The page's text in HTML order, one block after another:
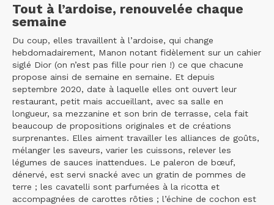
Tout à l’ardoise, renouvelée chaque
semaine
Du coup, elles travaillent à l’ardoise, qui change
hebdomadairement, Manon notant fidèlement sur un cahier
siglé Dior (on n’est pas fille pour rien !) ce que chacune
propose ainsi de semaine en semaine. Et depuis
septembre 2020, date à laquelle elles ont ouvert leur
restaurant, petit mais accueillant, avec sa salle en
longueur, sa mezzanine et son brin de terrasse, cela fait
beaucoup de propositions originales et de créations
surprenantes. Elles aiment travailler les alliances de goûts,
mélanger les saveurs, varier les cuissons, relever les
légumes de sauces inattendues. Le paleron de bœuf,
dénervé, est servi snacké avec un gratin de pommes de
terre ; les cavatelli sont parfumées à la ricotta et
accompagnées de carottes rôties ; l’échine de cochon est